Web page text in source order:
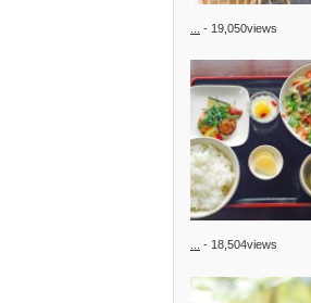
- 19,050views
- 18,504views